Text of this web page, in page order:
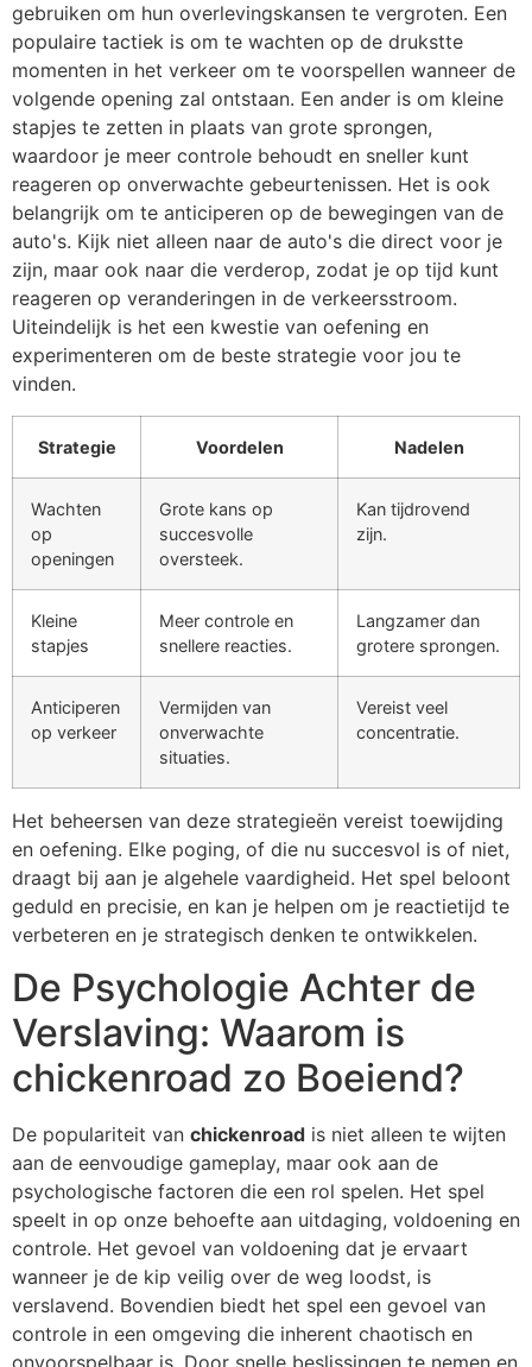
gebruiken om hun overlevingskansen te vergroten. Een
populaire tactiek is om te wachten op de drukstte
momenten in het verkeer om te voorspellen wanneer de
volgende opening zal ontstaan. Een ander is om kleine
stapjes te zetten in plaats van grote sprongen,
waardoor je meer controle behoudt en sneller kunt
reageren op onverwachte gebeurtenissen. Het is ook
belangrijk om te anticiperen op de bewegingen van de
auto's. Kijk niet alleen naar de auto's die direct voor je
zijn, maar ook naar die verderop, zodat je op tijd kunt
reageren op veranderingen in de verkeersstroom.
Uiteindelijk is het een kwestie van oefening en
experimenteren om de beste strategie voor jou te
vinden.
Strategie Voordelen Nadelen
Wachten
op
openingen
Grote kans op
succesvolle
oversteek.
Kan tijdrovend
zijn.
Kleine
stapjes
Meer controle en
snellere reacties.
Langzamer dan
grotere sprongen.
Anticiperen
op verkeer
Vermijden van
onverwachte
situaties.
Vereist veel
concentratie.
Het beheersen van deze strategieën vereist toewijding
en oefening. Elke poging, of die nu succesvol is of niet,
draagt bij aan je algehele vaardigheid. Het spel beloont
geduld en precisie, en kan je helpen om je reactietijd te
verbeteren en je strategisch denken te ontwikkelen.
De Psychologie Achter de
Verslaving: Waarom is
chickenroad zo Boeiend?
De populariteit van chickenroad is niet alleen te wijten
aan de eenvoudige gameplay, maar ook aan de
psychologische factoren die een rol spelen. Het spel
speelt in op onze behoefte aan uitdaging, voldoening en
controle. Het gevoel van voldoening dat je ervaart
wanneer je de kip veilig over de weg loodst, is
verslavend. Bovendien biedt het spel een gevoel van
controle in een omgeving die inherent chaotisch en
onvoorspelbaar is. Door snelle beslissingen te nemen en